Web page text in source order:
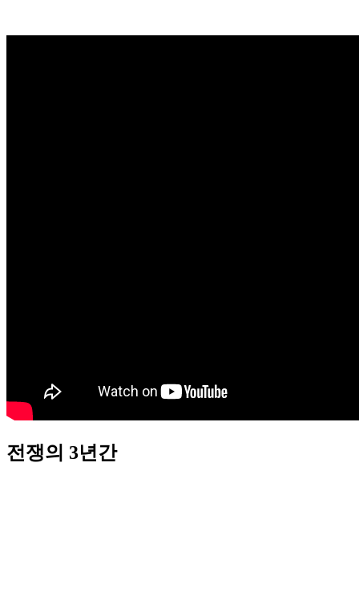
전쟁의 3년간